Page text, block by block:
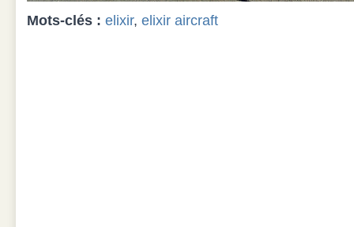
Mots-clés : elixir, elixir aircraft